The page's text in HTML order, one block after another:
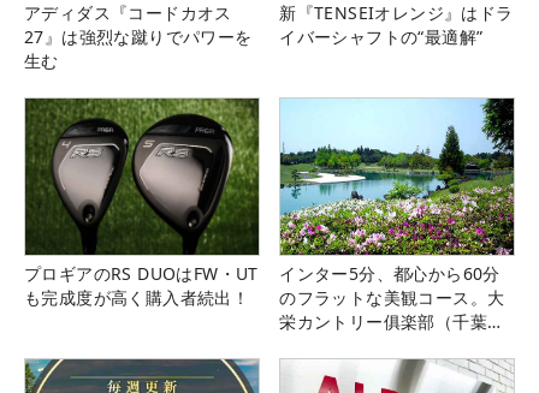
アディダス『コードカオス
27』は強烈な蹴りでパワーを
生む
新『TENSEIオレンジ』はドラ
イバーシャフトの“最適解”
プロギアのRS DUOはFW・UT
も完成度が高く購入者続出！
インター5分、都心から60分
のフラットな美観コース。大
栄カントリー俱楽部（千葉